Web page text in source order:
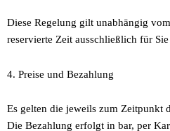
Diese Regelung gilt unabhängig
reservierte Zeit ausschließlich für
4. Preise und Bezahlung
Es gelten die jeweils zum Zeitpunkt
Die Bezahlung erfolgt in bar, per